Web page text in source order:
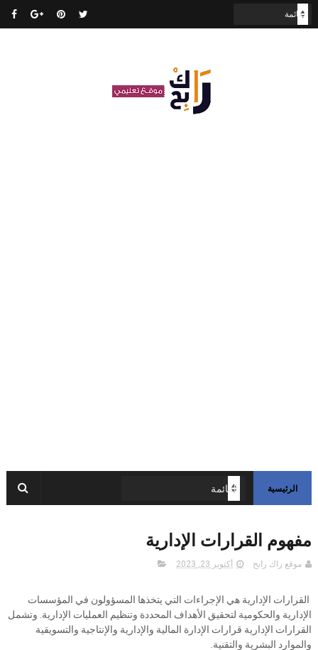
الرئيسية
مفهوم القرارات الإدارية
موقع راك رابح أكتوبر 23, 2023
القرارات الإدارية هي الإجراءات التي يتخذها المسؤولون في المؤسسات
الإدارية والحكومية لتحقيق الأهداف المحددة وتنظيم العمليات الإدارية. وتشمل
القرارات الإدارية قرارات الإدارة المالية والإدارية والإنتاجية والتسويقية
والموارد البشرية والتقنية.